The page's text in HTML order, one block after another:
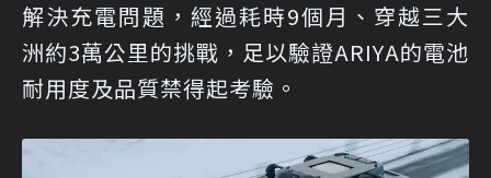
解決充電問題，經過耗時9個月、穿越三大
洲約3萬公里的挑戰，足以驗證ARIYA的電池
耐用度及品質禁得起考驗。